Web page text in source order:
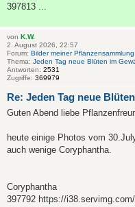
397813 ...
von K.W.
2. August 2026, 22:57
Forum: Bilder meiner Pflanzensammlung
Thema: Jeden Tag neue Blüten im
Antworten: 2531
Zugriffe: 369979
Re: Jeden Tag neue
Guten Abend liebe
heute einige Photos vom
auch wenige Coryphantha.
Coryphantha
397792 https://